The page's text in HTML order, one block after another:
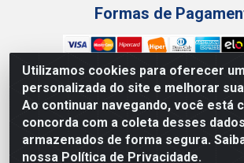
Utilizamos cookies para oferecer
personalizada do site e melhorar
Ao continuar navegando, você está
concorda com a coleta desses
armazenados de forma segura.
nossa Política de Privacidade.
Formas de
Junco Industria e Comercio Ltda - R.
Mariano, 505 - Distrito Industrial,
38.402-346 - CNPJ: 66.312.653/